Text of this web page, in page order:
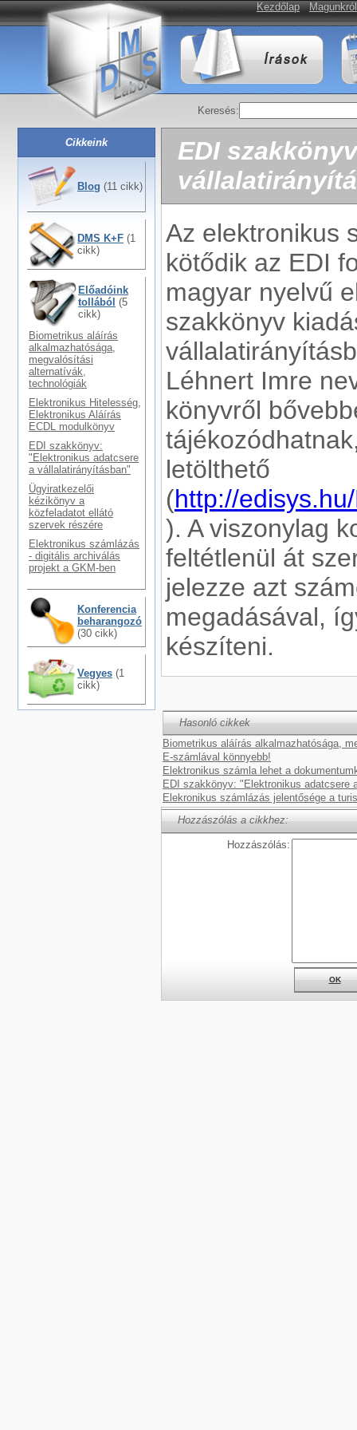
Kezdőlap Magunkról
Keresés:
Cikkeink
Blog (11 cikk)
DMS K+F (1
cikk)
Előadóink
tollából (5
cikk)
Biometrikus aláírás
alkalmazhatósága,
megvalósítási
alternatívák,
technológiák
Elektronikus Hitelesség,
Elektronikus Aláírás
ECDL modulkönyv
EDI szakkönyv:
"Elektronikus adatcsere
a vállalatirányításban"
Ügyiratkezelői
kézikönyv a
közfeladatot ellátó
szervek részére
Elektronikus számlázás
- digitális archiválás
projekt a GKM-ben
Konferencia
beharangozó
(30 cikk)
Vegyes (1
cikk)
EDI
Az elektronikus
kötődik az EDI
magyar nyelvű
szakkönyv
Léhnert Imre
könyvről
letölthető
(http://
). A viszonylag
feltétlenül át
jelezze azt
megadásával,
készíteni.
Hasonló cikkek
Biometrikus aláírás alkalmazhatósága,
E-számlával könnyebb!
Elektronikus számla lehet a
EDI szakkönyv: "Elektronikus adatcsere
Elekronikus számlázás jelentősége a
Hozzászólás a cikkhez:
Hozzászólás:
OK